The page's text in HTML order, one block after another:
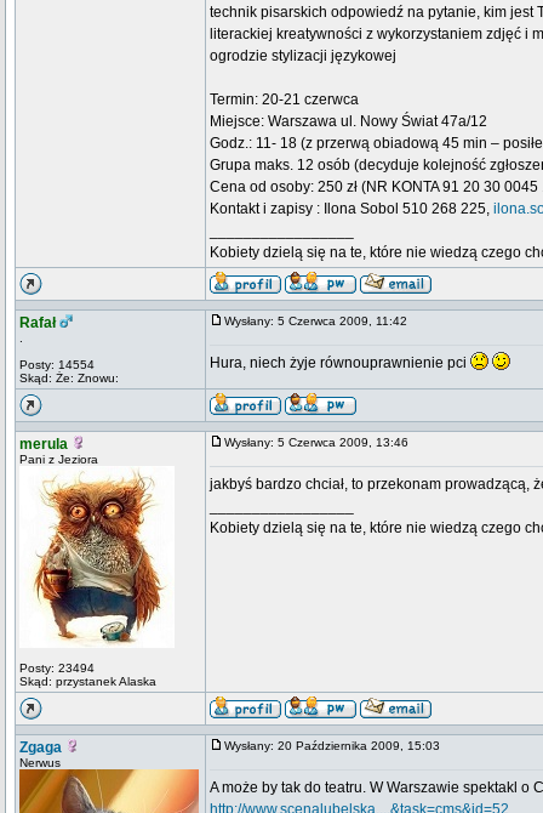
technik pisarskich odpowiedź na pytanie, kim
literackiej kreatywności z wykorzystaniem zdjęć i
ogrodzie stylizacji językowej
Termin: 20-21 czerwca
Miejsce: Warszawa ul. Nowy Świat 47a/12
Godz.: 11- 18 (z przerwą obiadową 45 min –
Grupa maks. 12 osób (decyduje kolejność
Cena od osoby: 250 zł (NR KONTA 91 20 30
Kontakt i zapisy : Ilona Sobol 510 268 225,
Kobiety dzielą się na te, które nie wiedzą czego
Rafał
Posty: 14554
Skąd: Że: Znowu:
Wysłany: 5 Czerwca 2009, 11:42
Hura, niech żyje równouprawnienie pci
merula
Pani z Jeziora
Posty: 23494
Skąd: przystanek Alaska
Wysłany: 5 Czerwca 2009, 13:46
jakbyś bardzo chciał, to przekonam prowadzącą,
Kobiety dzielą się na te, które nie wiedzą czego
Zgaga
Nerwus
Wysłany: 20 Października 2009, 15:03
A może by tak do teatru. W Warszawie spektakl o
http://www.scenalubelska....&task=cms&id=52